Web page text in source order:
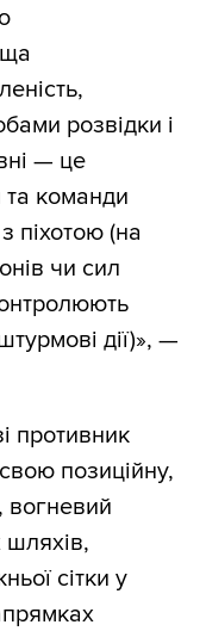
розвідки і
— це
команди
піхотою (на
чи сил
дії)», —
противник
позиційну,
вогневий
шляхів,
сітки у